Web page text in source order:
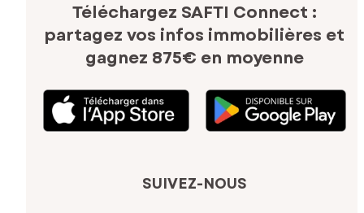
Téléchargez SAFTI Connect :
partagez vos infos immobilières et
gagnez 875€ en moyenne
SUIVEZ-NOUS